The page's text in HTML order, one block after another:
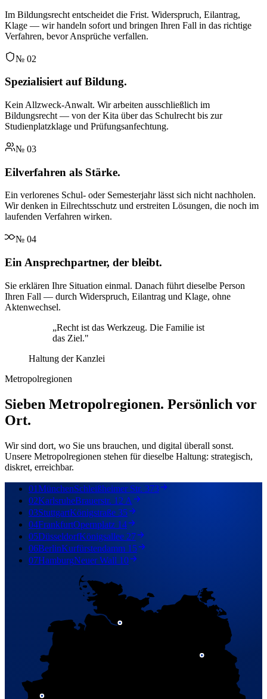
Im Bildungsrecht entscheidet die Frist. Widerspruch, Eilantrag,
Klage — wir handeln sofort und bringen Ihren Fall in das richtige
Verfahren, bevor Ansprüche verfallen.
№ 02
Spezialisiert auf Bildung.
Kein Allzweck-Anwalt. Wir arbeiten ausschließlich im
Bildungsrecht — von der Kita über das Schulrecht bis zur
Studienplatzklage und Prüfungsanfechtung.
№ 03
Eilverfahren als Stärke.
Ein verlorenes Schul- oder Semesterjahr lässt sich nicht nachholen.
Wir denken in Eilrechtsschutz und erstreiten Lösungen, die noch im
laufenden Verfahren wirken.
№ 04
Ein Ansprechpartner, der bleibt.
Sie erklären Ihre Situation einmal. Danach führt dieselbe Person
Ihren Fall — durch Widerspruch, Eilantrag und Klage, ohne
Aktenwechsel.
„Recht ist das Werkzeug. Die Familie ist
das Ziel."
Haltung der Kanzlei
Metropolregionen
Sieben Metropolregionen. Persönlich vor
Ort.
Wir sind dort, wo Sie uns brauchen, und digital überall sonst.
Unsere Metropolregionen stehen für dieselbe Haltung: strategisch,
diskret, erreichbar.
01MünchenSchleißheimer Str. 373
02KarlsruheBrauerstr. 12 A
03StuttgartKönigstraße 35
04FrankfurtOpernplatz 14
05DüsseldorfKönigsallee 27
06BerlinKurfürstendamm 15
07HamburgNeuer Wall 10